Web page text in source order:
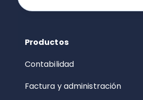
Productos
Contabilidad
Factura y administración